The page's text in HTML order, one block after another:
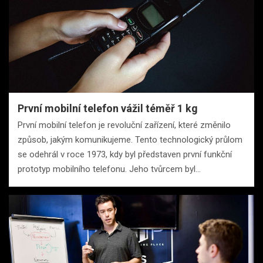
První mobilní telefon vážil téměř 1 kg
První mobilní telefon je revoluční zařízení, které změnilo
způsob, jakým komunikujeme. Tento technologický průlom
se odehrál v roce 1973, kdy byl představen první funkční
prototyp mobilního telefonu. Jeho tvůrcem byl…